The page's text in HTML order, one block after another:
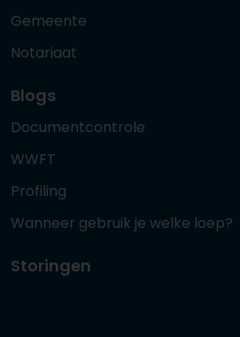
Gemeente
Notariaat
Blogs
Documentcontrole
WWFT
Profiling
Wanneer gebruik je welke loep?
Storingen